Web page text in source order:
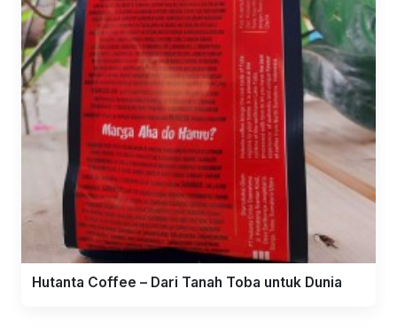
Hutanta Coffee – Dari Tanah Toba untuk Dunia